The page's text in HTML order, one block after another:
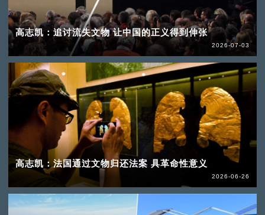
高志凯：追讨流失文物 让中国的正义得到伸张
2026-07-03
高志凯：法国通过文物归还法案 具革命性意义
2026-06-26